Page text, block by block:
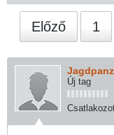
Előző 1
Új tag